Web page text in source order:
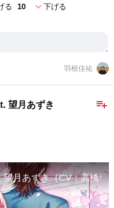
る 10 expand_more下げる
羽根佳祐
playlist_add
望月あずき
月あずき（CV：高橋李